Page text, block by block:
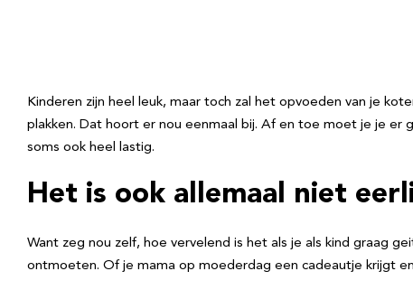
Kinderen zijn heel leuk, maar toch zal het opvoeden van je
plakken. Dat hoort er nou eenmaal bij. Af en toe moet je je er
soms ook heel lastig.
Het is ook allemaal niet
Want zeg nou zelf, hoe vervelend is het als je als kind graag
ontmoeten. Of je mama op moederdag een cadeautje krijgt